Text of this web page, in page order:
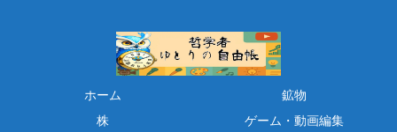
ホーム
鉱物
株
ゲーム・動画編集